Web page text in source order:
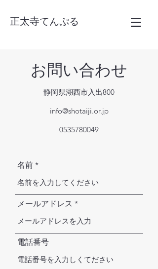
正太寺てんぷる
お問い合わせ
静岡県湖西市入出800
info@shotaiji.or.jp
0535780049
名前
メールアドレス
電話番号